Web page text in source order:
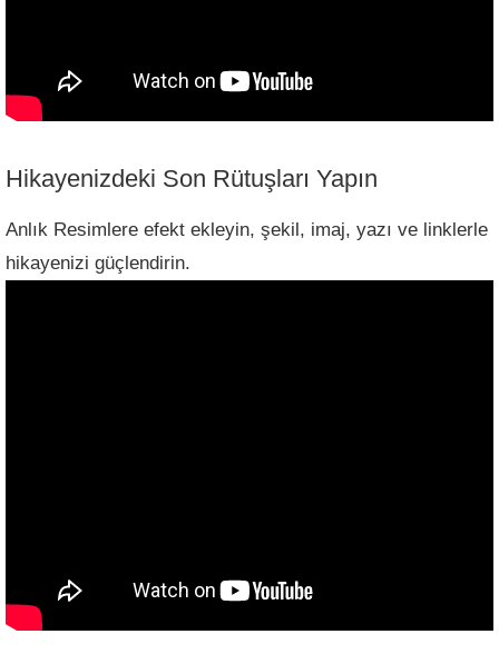
Hikayenizdeki Son Rütuşları Yapın
Anlık Resimlere efekt ekleyin, şekil, imaj, yazı ve linklerle
hikayenizi güçlendirin.